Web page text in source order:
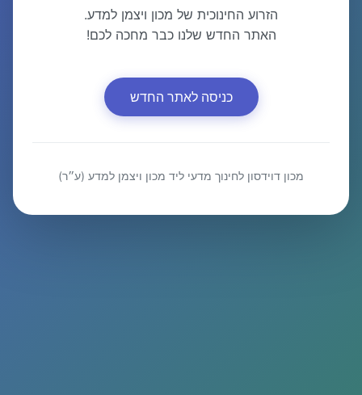
הזרוע החינוכית של מכון ויצמן למדע.
האתר החדש שלנו כבר מחכה לכם!
כניסה לאתר החדש
מכון דוידסון לחינוך מדעי ליד מכון ויצמן למדע (ע״ר)